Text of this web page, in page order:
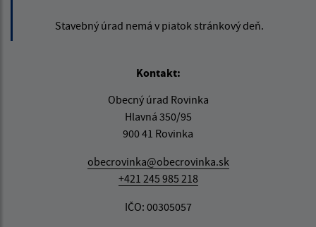
Stavebný úrad nemá v piatok stránkový deň.
Kontakt:
Obecný úrad Rovinka
Hlavná 350/95
900 41 Rovinka
obecrovinka@obecrovinka.sk
+421 245 985 218
IČO: 00305057